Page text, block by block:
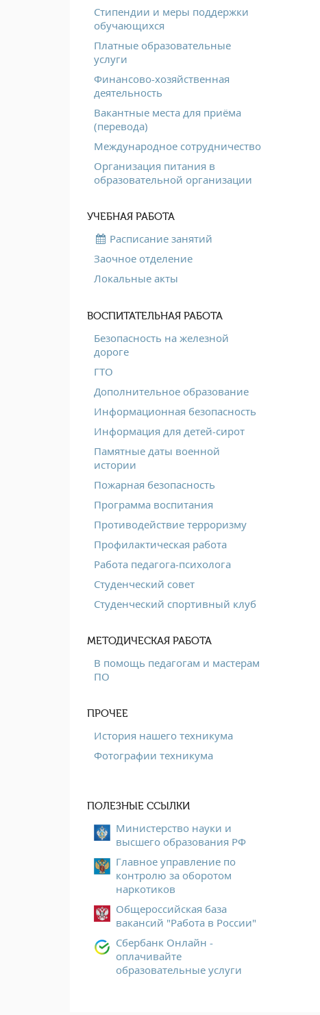
Стипендии и меры поддержки
обучающихся
Платные образовательные
услуги
Финансово-хозяйственная
деятельность
Вакантные места для приёма
(перевода)
Международное сотрудничество
Организация питания в
образовательной организации
УЧЕБНАЯ РАБОТА
Расписание занятий
Заочное отделение
Локальные акты
ВОСПИТАТЕЛЬНАЯ РАБОТА
Безопасность на железной
дороге
ГТО
Дополнительное образование
Информационная безопасность
Информация для детей-сирот
Памятные даты военной
истории
Пожарная безопасность
Программа воспитания
Противодействие терроризму
Профилактическая работа
Работа педагога-психолога
Студенческий совет
Студенческий спортивный клуб
МЕТОДИЧЕСКАЯ РАБОТА
В помощь педагогам и мастерам
ПО
ПРОЧЕЕ
История нашего техникума
Фотографии техникума
ПОЛЕЗНЫЕ ССЫЛКИ
Министерство науки и
высшего образования РФ
Главное управление по
контролю за оборотом
наркотиков
Общероссийская база
вакансий "Работа в России"
Сбербанк Онлайн -
оплачивайте
образовательные услуги